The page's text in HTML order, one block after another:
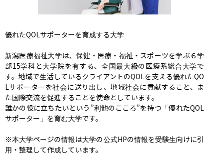
優れたQOLサポーターを育成する大学
新潟医療福祉大学は、保健・医療・福祉・スポーツを学ぶ６学
部15学科と大学院を有する、全国最大級の医療系総合大学で
す。地域で生活しているクライアントのQOLを支える優れたQO
Lサポーターを社会に送り出し、地域社会に貢献すること、ま
た国際交流を促進することを使命としています。
誰かの役に立ちたいという”利他のこころ”を持つ「優れたQOL
サポーター」を育む大学です。
※本大学ページの情報は大学の公式HPの情報を受験生向けに引
用・整理して作成しています。